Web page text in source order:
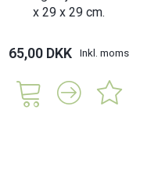
x 29 x 29 cm.
65,00 DKK Inkl. moms